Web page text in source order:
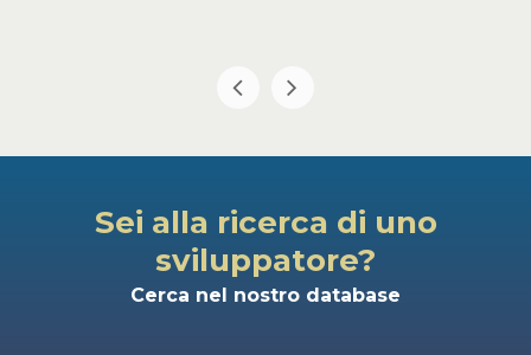
Sei alla ricerca di uno
sviluppatore?
Cerca nel nostro database